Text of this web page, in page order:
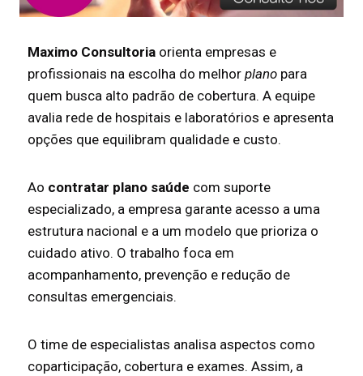
Maximo Consultoria orienta empresas e
profissionais na escolha do melhor plano para
quem busca alto padrão de cobertura. A equipe
avalia rede de hospitais e laboratórios e apresenta
opções que equilibram qualidade e custo.
Ao contratar plano saúde com suporte
especializado, a empresa garante acesso a uma
estrutura nacional e a um modelo que prioriza o
cuidado ativo. O trabalho foca em
acompanhamento, prevenção e redução de
consultas emergenciais.
O time de especialistas analisa aspectos como
coparticipação, cobertura e exames. Assim, a